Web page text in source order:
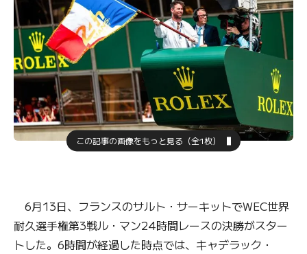
この記事の画像をもっと見る（全1枚）
6月13日、フランスのサルト・サーキットでWEC世界
耐久選手権第3戦ル・マン24時間レースの決勝がスター
トした。6時間が経過した時点では、キャデラック・